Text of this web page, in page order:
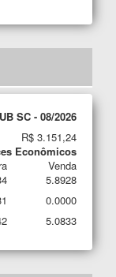
SC - 08/2026
R$ 3.151,24
Econômicos
Venda
5.8928
0.0000
5.0833